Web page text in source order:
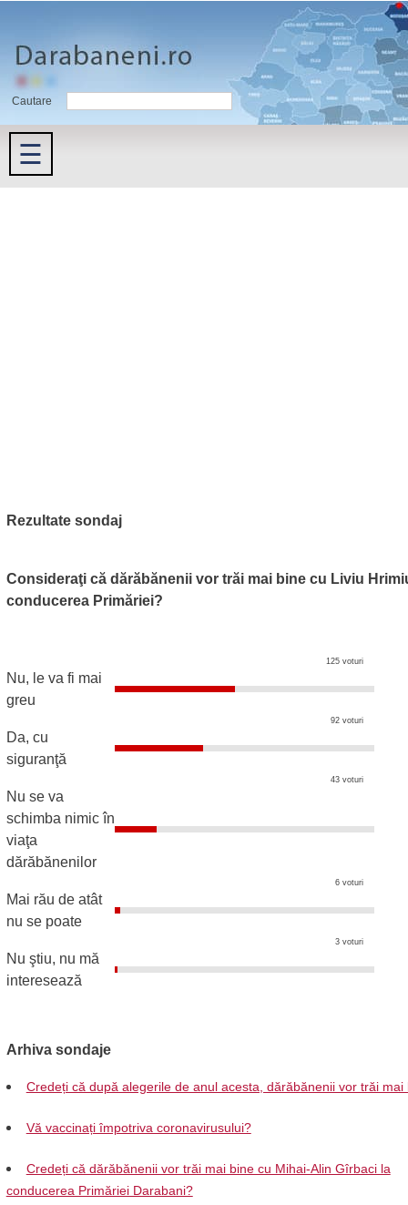
Cautare
☰
Rezultate sondaj
Consideraţi că dărăbănenii vor trăi mai bine cu Liviu
conducerea Primăriei?
125 voturi
Nu, le va fi mai
greu
92 voturi
Da, cu
siguranţă
43 voturi
Nu se va
schimba nimic în
viaţa
dărăbănenilor
6 voturi
Mai rău de atât
nu se poate
3 voturi
Nu ştiu, nu mă
interesează
Arhiva sondaje
Credeți că după alegerile de anul acesta, dărăbănenii vor trăi mai
Vă vaccinați împotriva coronavirusului?
Credeți că dărăbănenii vor trăi mai bine cu Mihai-Alin Gîrbaci la
conducerea Primăriei Darabani?